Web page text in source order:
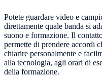
Potete guardare video e
direttamente quale banda si
suono e formazione. Il
permette di prendere accordi
chiarire personalmente e
alla tecnologia, agli orari di
della formazione.